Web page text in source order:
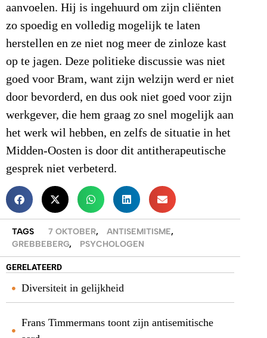
aanvoelen. Hij is ingehuurd om zijn cliënten
zo spoedig en volledig mogelijk te laten
herstellen en ze niet nog meer de zinloze kast
op te jagen. Deze politieke discussie was niet
goed voor Bram, want zijn welzijn werd er niet
door bevorderd, en dus ook niet goed voor zijn
werkgever, die hem graag zo snel mogelijk aan
het werk wil hebben, en zelfs de situatie in het
Midden-Oosten is door dit antitherapeutische
gesprek niet verbeterd.
TAGS 7 OKTOBER, ANTISEMITISME,
GREBBEBERG, PSYCHOLOGEN
GERELATEERD
Diversiteit in gelijkheid
Frans Timmermans toont zijn antisemitische